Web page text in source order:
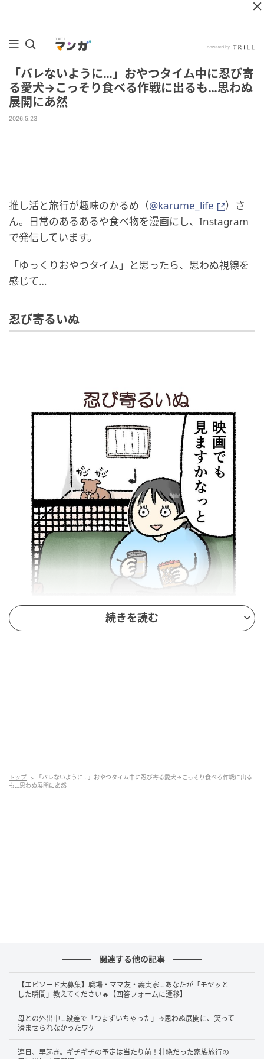
「バレないように…」おやつタイム中に忍び寄
る愛犬→こっそり食べる作戦に出るも…思わぬ
展開にあ然
2026.5.23
推し活と旅行が趣味のかるめ（@karume_life
）さ
ん。日常のあるあるや食べ物を漫画にし、Instagram
で発信しています。
「ゆっくりおやつタイム」と思ったら、思わぬ視線を
感じて…
忍び寄るいぬ
続きを読む
トップ
「バレないように…」おやつタイム中に忍び寄る愛犬→こっそり食べる作戦に出る
も…思わぬ展開にあ然
関連する他の記事
【エピソード大募集】職場・ママ友・義実家…あなたが「モヤッと
した瞬間」教えてください🔥【回答フォームに遷移】
母との外出中…段差で「つまずいちゃった」→思わぬ展開に、笑って
済ませられなかったワケ
連日、早起き。ギチギチの予定は当たり前！壮絶だった家族旅行の